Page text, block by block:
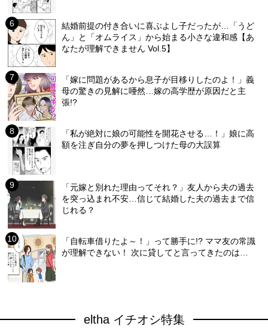
結婚前提の付き合いに喜ぶよし子だったが…「うど
ん」と「オムライス」から始まる小さな違和感【あ
なたが理解できません Vol.5】
「嫁に問題があるから息子が目移りしたのよ！」義
母の驚きの見解に唖然…嫁の高学歴が原因だと主
張!?
「私が絶対に娘の可能性を開花させる…！」娘に高
額を注ぎ自分の夢を押しつけた母の大誤算
「元嫁と別れた理由ってそれ？」友人から夫の過去
を突っ込まれ不安…信じて結婚した夫の過去まで信
じれる？
「自転車借りたよ～！」って勝手に!? ママ友の常識
が理解できない！ 次に貸してと言ってきたのは…
eltha イチオシ特集